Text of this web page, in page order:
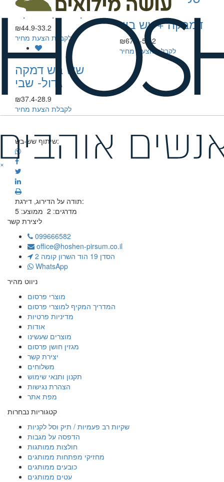
×
נויה שחמט +
דמבקה +שש בש
₪67.9-50.2
לקבלת הצעת מחיר
ודמקה – קזבלנקה
₪44.9-33.2
לקבלת הצעת מחיר
שש בש דמקה
גדול- שבי
₪37.4-28.9
לקבלת הצעת מחיר
שיתוף שש-בש:
תודה על הדירוג, דירגת:
מדרגים: 2 ממוצע: 5
ליצירת קשר
099666582
office@hoshen-pirsum.co.il
הסדן 19 הוד השרון קומה 2
WhatsApp
ניווט מהיר
מוצרי פרסום
המדריך המקיף למוצרי פרסום
מדיניות פרטיות
אודות
מוצרים שעשינו
מגזין חושן פרסום
יצירת קשר
משלוחים
תקנון ותנאי שימוש
הצהרת נגישות
מפת אתר
קטגוריות נבחרות
שקיות רב פעמיות / תיק וסל לקניות
הדפסה על מגבות
חולצות ממותגות
מחזיקי מפתחות ממותגים
כובעים ממותגים
עטים ממותגים